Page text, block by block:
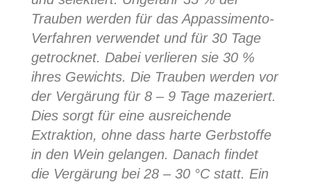
Trauben werden für das Appassimento-
Verfahren verwendet und für 30 Tage
getrocknet. Dabei verlieren sie 30 %
ihres Gewichts. Die Trauben werden vor
der Vergärung für 8 – 9 Tage mazeriert.
Dies sorgt für eine ausreichende
Extraktion, ohne dass harte Gerbstoffe
in den Wein gelangen. Danach findet
die Vergärung bei 28 – 30 °C statt. Ein